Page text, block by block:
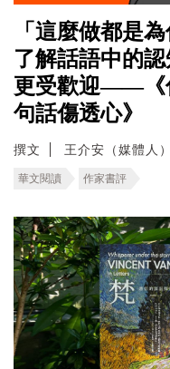
「這麼做都是
了解話語中的
更受歡迎——《
句話傷透心》
撰文 王介安（媒體人）
華文閱讀 作家書評